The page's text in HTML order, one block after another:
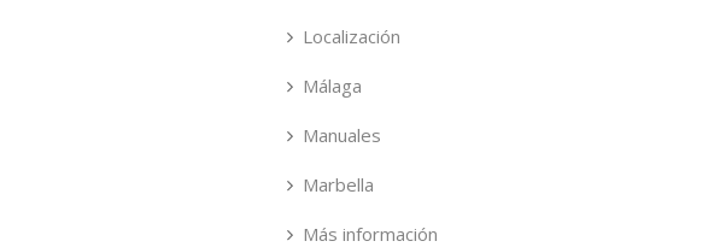
Localización
Málaga
Manuales
Marbella
Más información